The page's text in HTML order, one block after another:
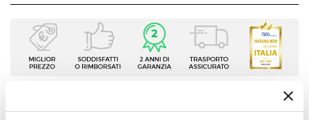
completano l’esperienza offrendo un comfort
profondo e duraturo.
Belem è una collezione completa, armoniosa,
Caratteristiche Generali
Tipologia
Set Relax
Ti suggeriamo anche